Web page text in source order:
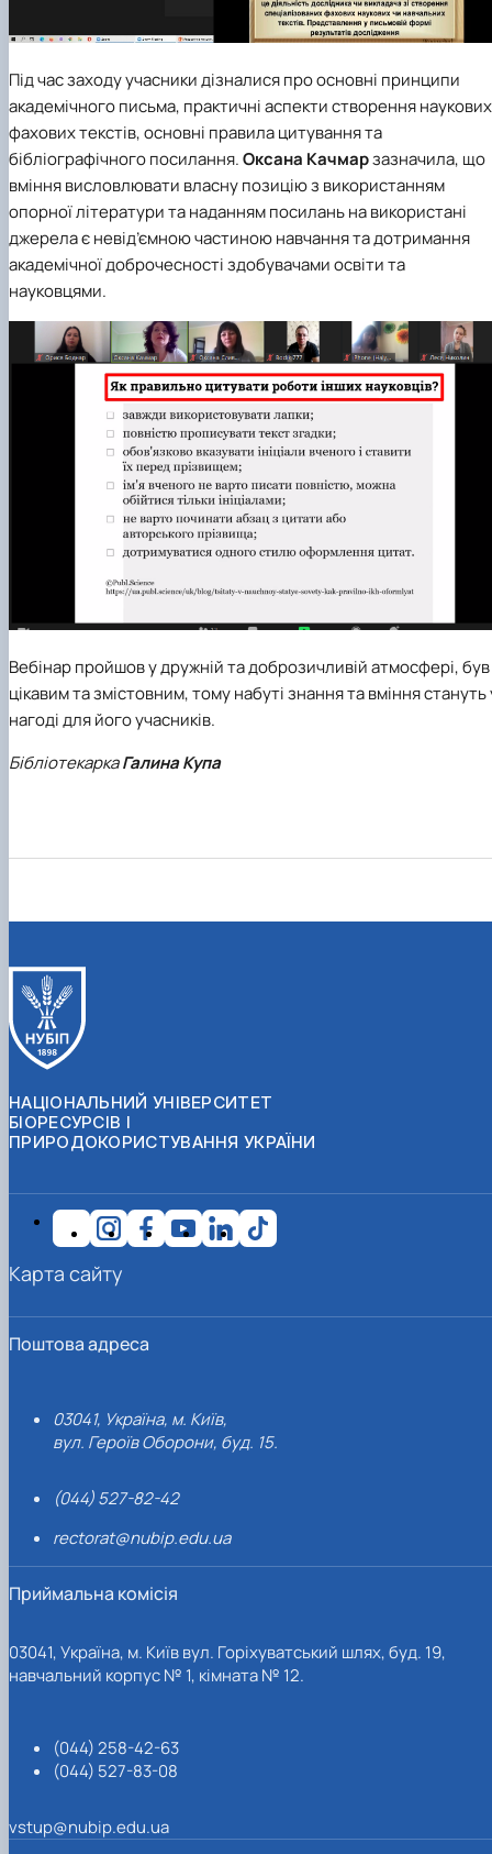
Під час заходу учасники дізналися про основні принципи
академічного письма, практичні аспекти створення наукових
фахових текстів, основні правила цитування та
бібліографічного посилання.Оксана Качмарзазначила, що
вміння висловлювати власну позицію з використанням
опорної літератури та наданням посилань на використані
джерела є невід’ємною частиною навчання та дотримання
академічної доброчесності здобувачами освіти та
науковцями.
Вебінар пройшов у дружній та доброзичливій атмосфері, був
цікавим та змістовним, тому набуті знання та вміння стануть
нагоді для його учасників.
БібліотекаркаГалина Купа
НАЦІОНАЛЬНИЙ УНІВЕРСИТЕТ
БІОРЕСУРСІВ І
ПРИРОДОКОРИСТУВАННЯ УКРАЇНИ
Поштова адреса
03041, Україна, м. Київ,
вул. Героїв Оборони, буд. 15.
(044) 527-82-42
rectorat@nubip.edu.ua
Приймальна комісія
03041, Україна, м. Київ вул. Горіхуватський шлях, буд. 19,
навчальний корпус № 1, кімната № 12.
(044) 258-42-63
(044) 527-83-08
vstup@nubip.edu.ua
Карта сайту